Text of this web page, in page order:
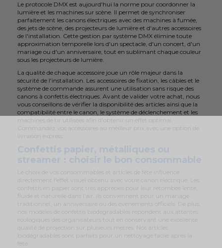
Le protocole DMX est aujourd'hui la norme pour coordonner la
lumière et les machines sur scène. Il permet de synchroniser
parfaitement les canons électriques avec des machines à fumée,
des jets de scène, des projecteurs de lumière et d'autres accessoires
de l'installation. Cette gestion par système DMX élimine toute
approximation temporelle lors d'un spectacle, d'un concert, d'un
mariage ou d'un anniversaire, tout en sublimant chaque couleur
sous les projecteurs de lumière.
La qualité de chaque accessoire joue un rôle majeur dans la
sécurité de l'installation. Les accessoires de fixation, les câbles et le
système de commande assurent une utilisation sans risque des
canons à confettis électriques. Avant de valider votre achat, nous
vous conseillons de vérifier la disponibilité des articles ainsi que la
compatibilité entre le canon, le système de déclenchement et les
machines de tir utilisées afin d'obtenir un effet optimal.
Commandez vos accessoires au meilleur prix avec une option de
livraison express.
Confettis papier, métalliques ou
streamer : choisir le bon consommable
Le choix de vos consommables et articles de fête influence
directement l'effet visuel obtenu avec votre canon électrique. Les
confettis en papier sont très appréciés pour leur retombée lente,
fluide et naturelle dans l'air. Ils conviennent pour un mariage
traditionnel, un anniversaire ou des événements officiels. De plus,
nos modèles de confettis biodégradables répondent aux attentes
écologiques des organisateurs tout en conservant une excellente
qualité de projection sur plusieurs mètres. Nos articles
biodégradables sont parfaits pour un nettoyage facile après la
fête.